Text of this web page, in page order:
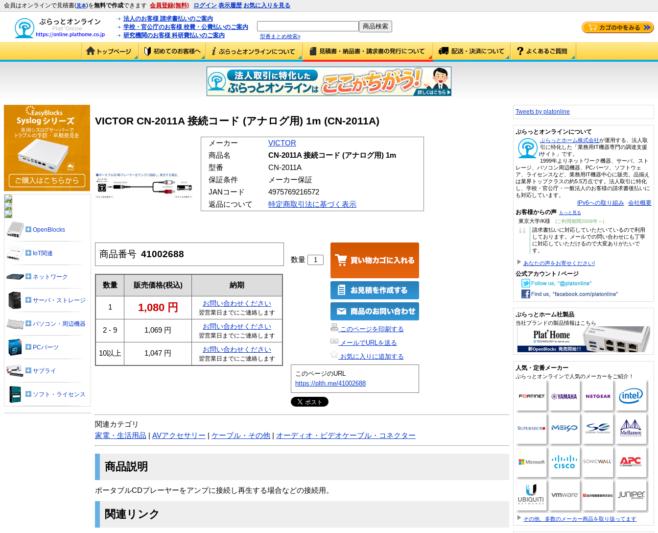
会員はオンラインで見積書(見本)を無料で作成できます 会員登録(無料) ログイン 表示履歴 お気に入りを見る
法人のお客様 請求書払いのご案内
学校・官公庁のお客様 校費・公費払いのご案内
研究機関のお客様 科研費払いのご案内
型番まとめ検索»
VICTOR CN-2011A 接続コード (アナログ用) 1m (CN-2011A)
メーカー
VICTOR
商品名
CN-2011A 接続コード (アナログ用) 1m
型番
CN-2011A
保証条件
メーカー保証
JANコード
4975769216572
返品について
特定商取引法に基づく表示
商品番号 41002688
数量 販売価格(税込) 納期
1 1,080 円 お問い合わせください
翌営業日までにご連絡します
2 - 9 1,069 円 お問い合わせください
翌営業日までにご連絡します
10以上 1,047 円 お問い合わせください
翌営業日までにご連絡します
数量
このページを印刷する
メールでURLを送る
お気に入りに追加する
このページのURL
https://plth.me/41002688
関連カテゴリ
家電・生活用品
AVアクセサリー ケーブル・その他 オーディオ・ビデオケーブル・コネクター
商品説明
ポータブルCDプレーヤーをアンプに接続し再生する場合などの接続用。
関連リンク
OpenBlocks
IoT関連
ネットワーク
サーバ・ストレージ
パソコン・周辺機器
PCパーツ
サプライ
ソフト・ライセンス
Tweets by platonline
ぷらっとオンラインについて
ぷらっとホーム株式会社が運用する、法人取
引に特化した「業務用IT機器専門の調達支援
サイト」です。
1999年よりネットワーク機器、サーバ、スト
レージ、パソコン周辺機器、PCパーツ、ソフトウェ
ア、ライセンスなど、業務用IT機器中心に販売。品揃え
は業界トップクラスの約5.5万点です。法人取引に特化
し、学校・官公庁・一般法人のお客様の請求書後払いに
も対応しています。
IPv6への取り組み 会社概要
お客様からの声 もっと見る
東京大学/K様 (ご利用期間2009年～)
“
請求書払いに対応していただいているので利用
しております。メールでの問い合わせにも丁寧
に対応していただけるので大変ありがたいで
す。
あなたの声をお寄せください!
公式アカウント / ページ
ぷらっとホーム社製品
当社ブランドの製品情報はこちら
人気・定番メーカー
ぷらっとオンラインで人気のメーカーをご紹介！
その他、多数のメーカー商品を取り扱ってます